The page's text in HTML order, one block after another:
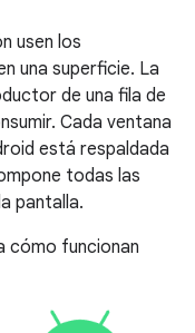
usen los
una superficie. La
de una fila de
Cada ventana
está respaldada
todas las
pantalla.
cómo funcionan